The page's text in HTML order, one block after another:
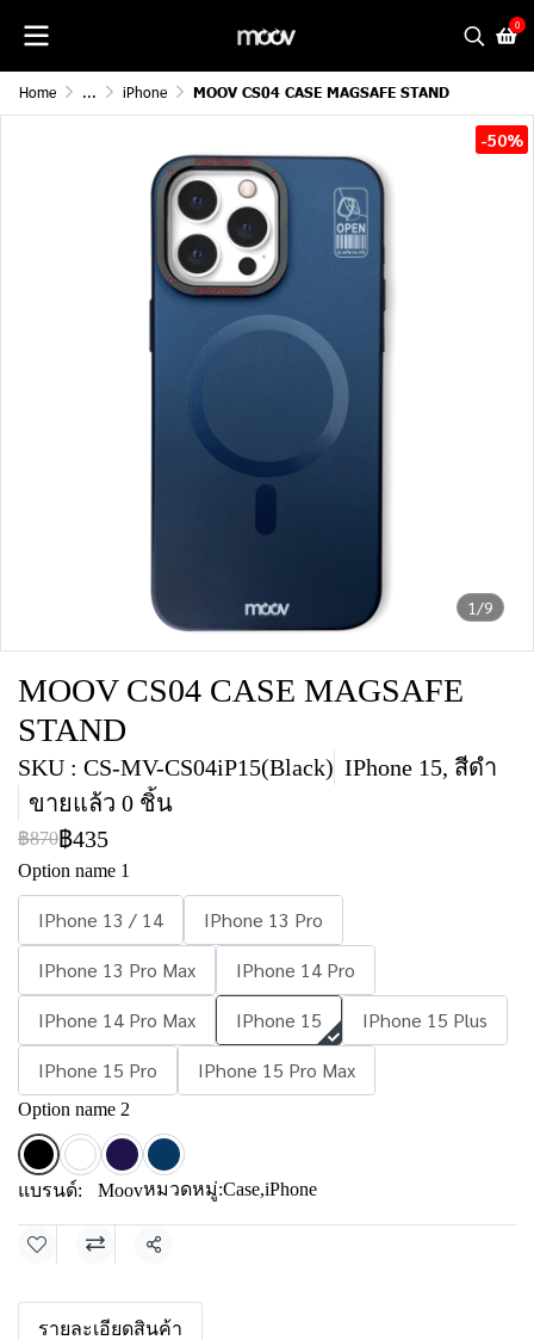
0
Home ... iPhone MOOV CS04 CASE MAGSAFE STAND
1/9
-50%
MOOV CS04 CASE MAGSAFE
STAND
SKU : CS-MV-CS04iP15(Black) IPhone 15, สีดำ
ขายแล้ว 0 ชิ้น
฿870฿435
Option name 1
IPhone 13 / 14
IPhone 13 Pro
IPhone 13 Pro Max
IPhone 14 Pro
IPhone 14 Pro Max
IPhone 15
IPhone 15 Plus
IPhone 15 Pro
IPhone 15 Pro Max
Option name 2
แบรนด์: Moovหมวดหมู่:Case,iPhone
แชร์
รายละเอียดสินค้า